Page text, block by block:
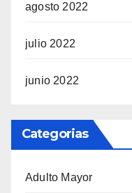
agosto 2022
julio 2022
junio 2022
Categorias
Adulto Mayor